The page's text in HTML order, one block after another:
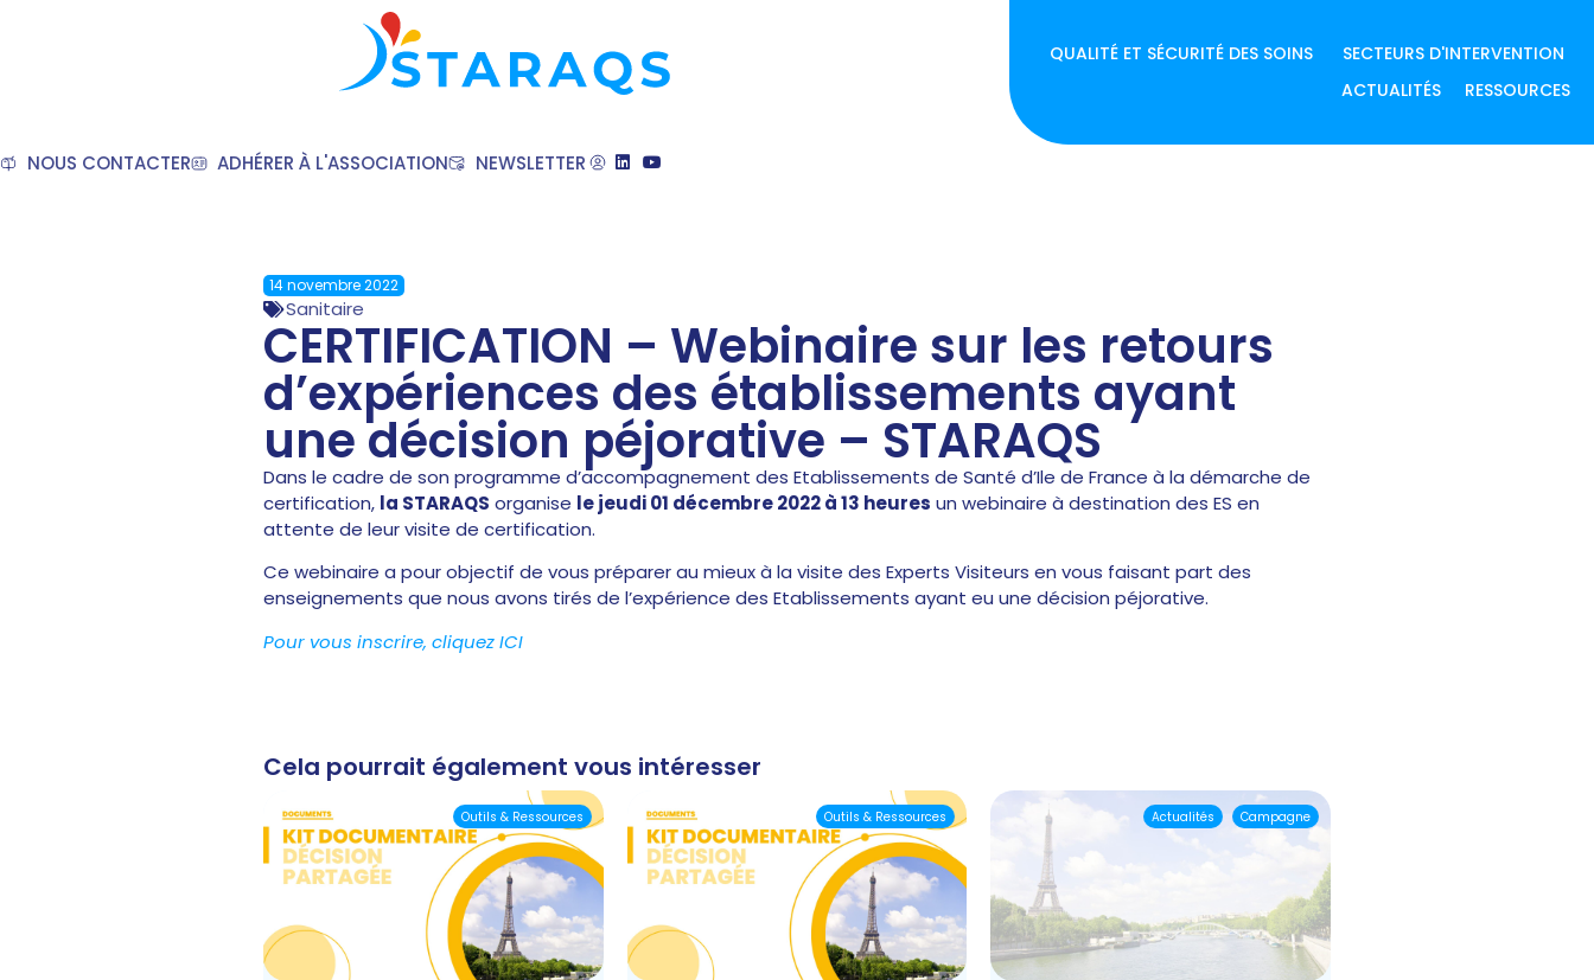
QUALITÉ ET SÉCURITÉ DES SOINS
SECTEURS D'INTERVENTION
ACTUALITÉS
RESSOURCES
NOUS CONTACTER ADHÉRER À L'ASSOCIATION NEWSLETTER
14 novembre 2022
Sanitaire
CERTIFICATION – Webinaire sur les retours
d’expériences des établissements ayant
une décision péjorative – STARAQS
Dans le cadre de son programme d’accompagnement des Etablissements de Santé d’Ile de France à la démarche de
certification, la STARAQS organise le jeudi 01 décembre 2022 à 13 heures un webinaire à destination des ES en
attente de leur visite de certification.
Ce webinaire a pour objectif de vous préparer au mieux à la visite des Experts Visiteurs en vous faisant part des
enseignements que nous avons tirés de l’expérience des Etablissements ayant eu une décision péjorative.
Pour vous inscrire, cliquez ICI
Cela pourrait également vous intéresser
Outils & Ressources Outils & Ressources Actualités Campagne